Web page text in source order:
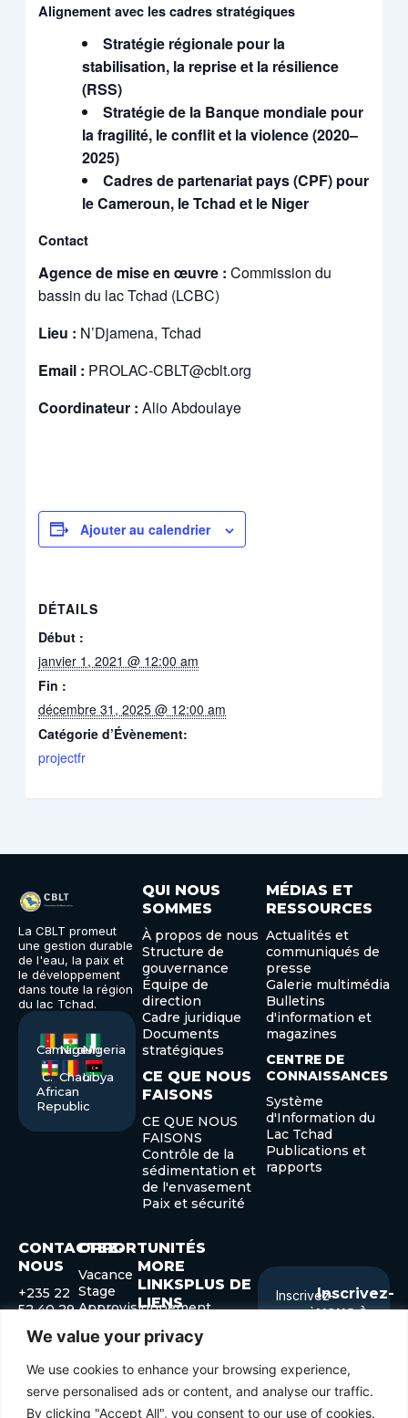
We value your privacy
We use cookies to enhance your browsing experience,
serve personalised ads or content, and analyse our traffic.
By clicking "Accept All", you consent to our use of cookies.
Alignement avec les cadres stratégiques
Stratégie régionale pour la
stabilisation, la reprise et la résilience
(RSS)
Stratégie de la Banque mondiale pour
la fragilité, le conflit et la violence (2020–
2025)
Cadres de partenariat pays (CPF) pour
le Cameroun, le Tchad et le Niger
Contact
Agence de mise en œuvre : Commission du
bassin du lac Tchad (LCBC)
Lieu : N’Djamena, Tchad
Email : PROLAC-CBLT@cblt.org
Coordinateur : Alio Abdoulaye
Ajouter au calendrier
DÉTAILS
Début :
janvier 1, 2021 @ 12:00 am
Fin :
décembre 31, 2025 @ 12:00 am
Catégorie d’Évènement:
projectfr
La CBLT promeut
une gestion durable
de l'eau, la paix et
le développement
dans toute la région
du lac Tchad.
Cameroon
NigerNigeria
C.
African
Republic
ChadLibya
QUI NOUS
SOMMES
À propos de nous
Structure de
gouvernance
Équipe de
direction
Cadre juridique
Documents
stratégiques
CE QUE NOUS
FAISONS
CE QUE NOUS
FAISONS
Contrôle de la
sédimentation et
de l'envasement
Paix et sécurité
MÉDIAS ET
RESSOURCES
Actualités et
communiqués de
presse
Galerie multimédia
Bulletins
d'information et
magazines
CENTRE DE
CONNAISSANCES
Système
d'Information du
Lac Tchad
Publications et
rapports
CONTACTEZ-
NOUS
+235 22
52 40 29
52 41 45
OPPORTUNITÉS
Vacance
Stage
Approvisionnement
MORE
LINKSPLUS DE
LIENS
Forum des
gouverneurs
Forum de
développement
Inscrivez-
vous à
Inscrivez-
vous à
your
email